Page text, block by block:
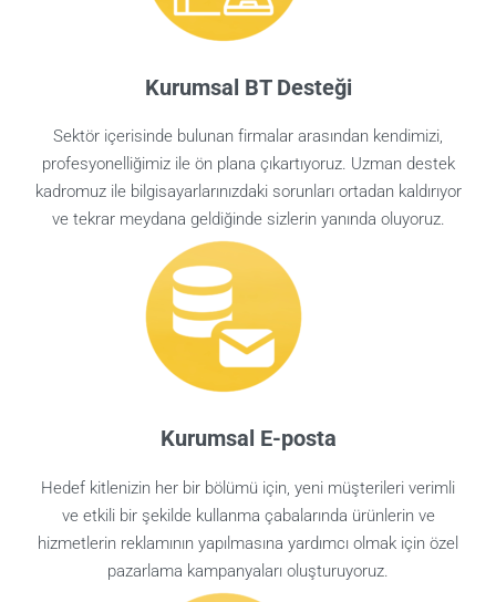
Kurumsal BT Desteği
Sektör içerisinde bulunan firmalar arasından kendimizi,
profesyonelliğimiz ile ön plana çıkartıyoruz. Uzman destek
kadromuz ile bilgisayarlarınızdaki sorunları ortadan kaldırıyor
ve tekrar meydana geldiğinde sizlerin yanında oluyoruz.
Kurumsal E-posta
Hedef kitlenizin her bir bölümü için, yeni müşterileri verimli
ve etkili bir şekilde kullanma çabalarında ürünlerin ve
hizmetlerin reklamının yapılmasına yardımcı olmak için özel
pazarlama kampanyaları oluşturuyoruz.